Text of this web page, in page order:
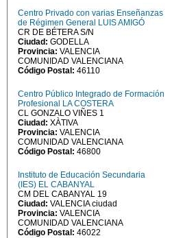
Centro Privado con varias Enseñanzas
de Régimen General LUIS AMIGÓ
CR DE BÉTERA S/N
Ciudad: GODELLA
Provincia: VALENCIA
COMUNIDAD VALENCIANA
Código Postal: 46110
Centro Público Integrado de Formación
Profesional LA COSTERA
CL GONZALO VIÑES 1
Ciudad: XÀTIVA
Provincia: VALENCIA
COMUNIDAD VALENCIANA
Código Postal: 46800
Instituto de Educación Secundaria
(IES) EL CABANYAL
CM DEL CABANYAL 19
Ciudad: VALENCIA ciudad
Provincia: VALENCIA
COMUNIDAD VALENCIANA
Código Postal: 46022